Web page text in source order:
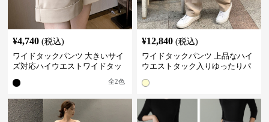
¥4,740 (税込)
ワイドタックパンツ 大きいサイ
ズ対応ハイウエストワイドタッ
全2色
¥12,840 (税込)
ワイドタックパンツ 上品なハイ
ウエストタック入りゆったりパ